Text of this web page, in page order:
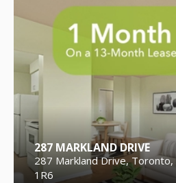
287 MARKLAND DRIVE
287 Markland Drive, Toronto,
1R6